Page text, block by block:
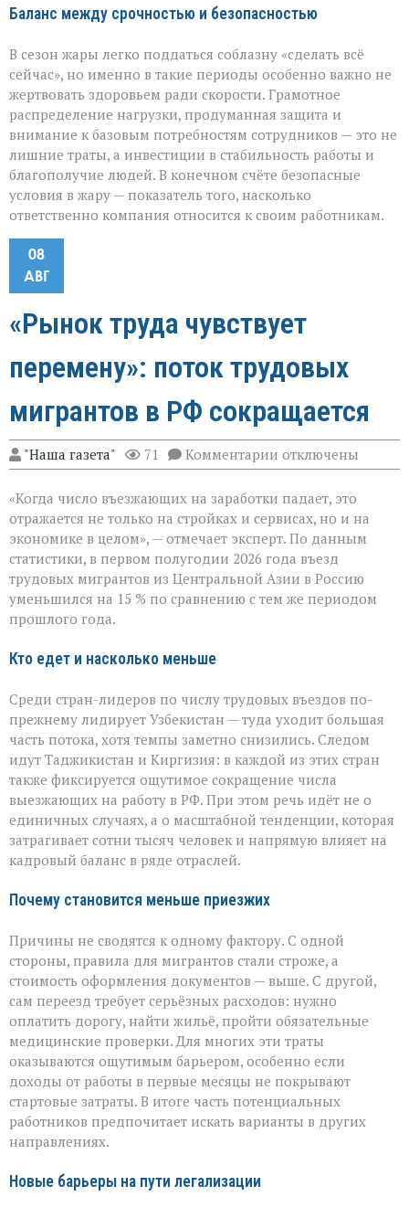
Баланс между срочностью и безопасностью
В сезон жары легко поддаться соблазну «сделать всё
сейчас», но именно в такие периоды особенно важно не
жертвовать здоровьем ради скорости. Грамотное
распределение нагрузки, продуманная защита и
внимание к базовым потребностям сотрудников — это не
лишние траты, а инвестиции в стабильность работы и
благополучие людей. В конечном счёте безопасные
условия в жару — показатель того, насколько
ответственно компания относится к своим работникам.
08
АВГ
«Рынок труда чувствует
перемену»: поток трудовых
мигрантов в РФ сокращается
"Наша газета" 71 Комментарии к
записи
труда
чувствует
перемену»:
поток
трудовых
мигрантов
в
РФ
отключены
«Когда число въезжающих на заработки падает, это
отражается не только на стройках и сервисах, но и на
экономике в целом», — отмечает эксперт. По данным
статистики, в первом полугодии 2026 года въезд
трудовых мигрантов из Центральной Азии в Россию
уменьшился на 15 % по сравнению с тем же периодом
прошлого года.
Кто едет и насколько меньше
Среди стран-лидеров по числу трудовых въездов по-
прежнему лидирует Узбекистан — туда уходит большая
часть потока, хотя темпы заметно снизились. Следом
идут Таджикистан и Киргизия: в каждой из этих стран
также фиксируется ощутимое сокращение числа
выезжающих на работу в РФ. При этом речь идёт не о
единичных случаях, а о масштабной тенденции, которая
затрагивает сотни тысяч человек и напрямую влияет на
кадровый баланс в ряде отраслей.
Почему становится меньше приезжих
Причины не сводятся к одному фактору. С одной
стороны, правила для мигрантов стали строже, а
стоимость оформления документов — выше. С другой,
сам переезд требует серьёзных расходов: нужно
оплатить дорогу, найти жильё, пройти обязательные
медицинские проверки. Для многих эти траты
оказываются ощутимым барьером, особенно если
доходы от работы в первые месяцы не покрывают
стартовые затраты. В итоге часть потенциальных
работников предпочитает искать варианты в других
направлениях.
Новые барьеры на пути легализации